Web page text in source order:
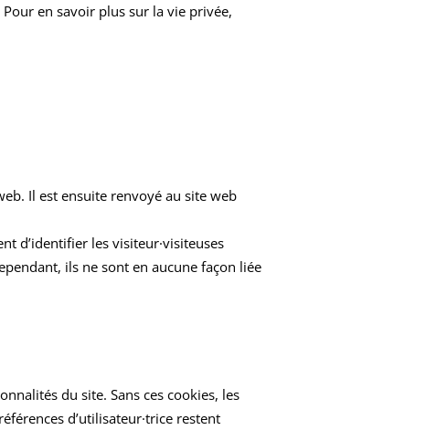
en savoir plus sur la vie privée,
Il est ensuite renvoyé au site web
d’identifier les visiteur·visiteuses
ils ne sont en aucune façon liée
du site. Sans ces cookies, les
d’utilisateur·trice restent